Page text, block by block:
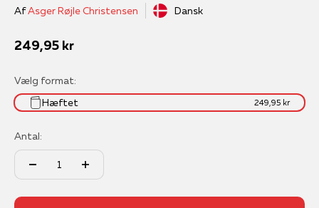
AfAsger Røjle Christensen Dansk
Salgspris
249,95 kr
Vælg format:
Hæftet
249,95 kr
Antal: